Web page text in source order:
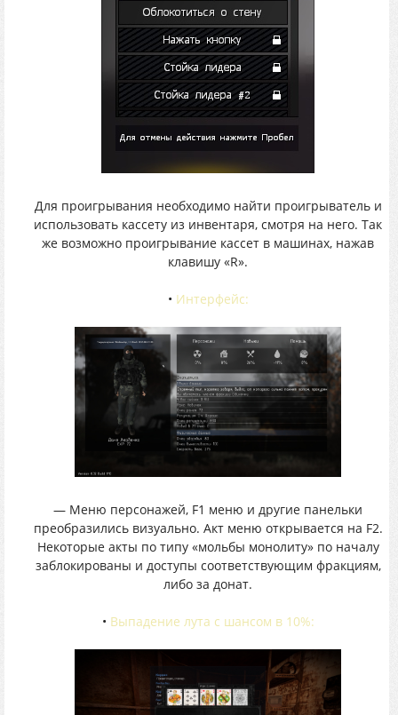
Для проигрывания необходимо найти проигрыватель и
использовать кассету из инвентаря, смотря на него. Так
же возможно проигрывание кассет в машинах, нажав
клавишу «R».
• Интерфейс:
— Меню персонажей, F1 меню и другие панельки
преобразились визуально. Акт меню открывается на F2.
Некоторые акты по типу «мольбы монолиту» по началу
заблокированы и доступы соответствующим фракциям,
либо за донат.
• Выпадение лута с шансом в 10%: